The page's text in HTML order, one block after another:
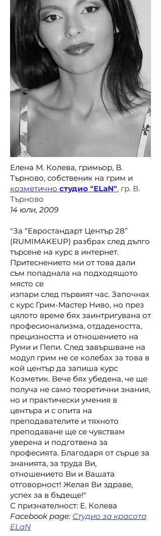
Елена М. Колева, гримьор, В.
Търново, собственик на грим и
козметично студио "ELaN", гр. В.
Търново
14 юли, 2009
​"За “Евростандарт Център 28”
(RUMIMAKEUP) разбрах след дълго
търсене на курс в интернет.
Притеснението ми от това дали
съм попаднала на подходящото
място се
изпари след първият час. Започнах
с курс Грим-Мастер Ниво, но през
цялото време бях заинтригувана от
професионализма, отдадеността,
прецизността и отношението на
Руми и Пепи. След завършване на
модул грим не се колебах за това в
кой център да запиша курс
Козметик. Вече бях убедена, че ще
получа не само теоретични знания,
но и практически умения в
центъра и с опита на
преподавателите и тяхното
преподаване ще се чувствам
уверена и подготвена за
професията. Благодаря от сърце за
знанията, за труда Ви,
отношението Ви и Вашата
отговорност! Желая Ви здраве,
успех за в бъдеще!"
С признателност: Е. Колева
Facebook page: Студио за красота
ELaN